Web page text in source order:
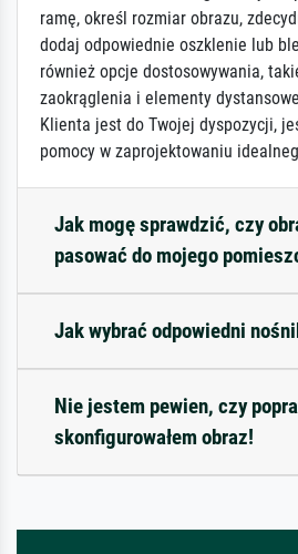
ramę, określ rozmiar obrazu,
dodaj odpowiednie oszklenie lub
również opcje dostosowywania,
zaokrąglenia i elementy
Klienta jest do Twojej dyspozycji,
pomocy w zaprojektowaniu
Jak mogę sprawdzić, czy
pasować do mojego
Jak wybrać odpowiedni
Nie jestem pewien, czy
skonfigurowałem obraz!